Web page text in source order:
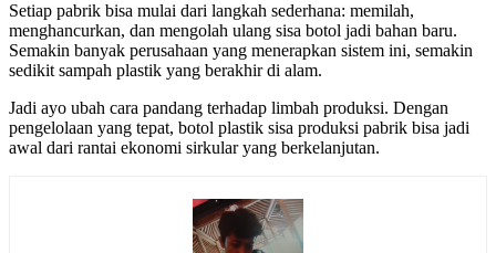
Setiap pabrik bisa mulai dari langkah sederhana: memilah,
menghancurkan, dan mengolah ulang sisa botol jadi bahan baru.
Semakin banyak perusahaan yang menerapkan sistem ini, semakin
sedikit sampah plastik yang berakhir di alam.
Jadi ayo ubah cara pandang terhadap limbah produksi. Dengan
pengelolaan yang tepat, botol plastik sisa produksi pabrik bisa jadi
awal dari rantai ekonomi sirkular yang berkelanjutan.